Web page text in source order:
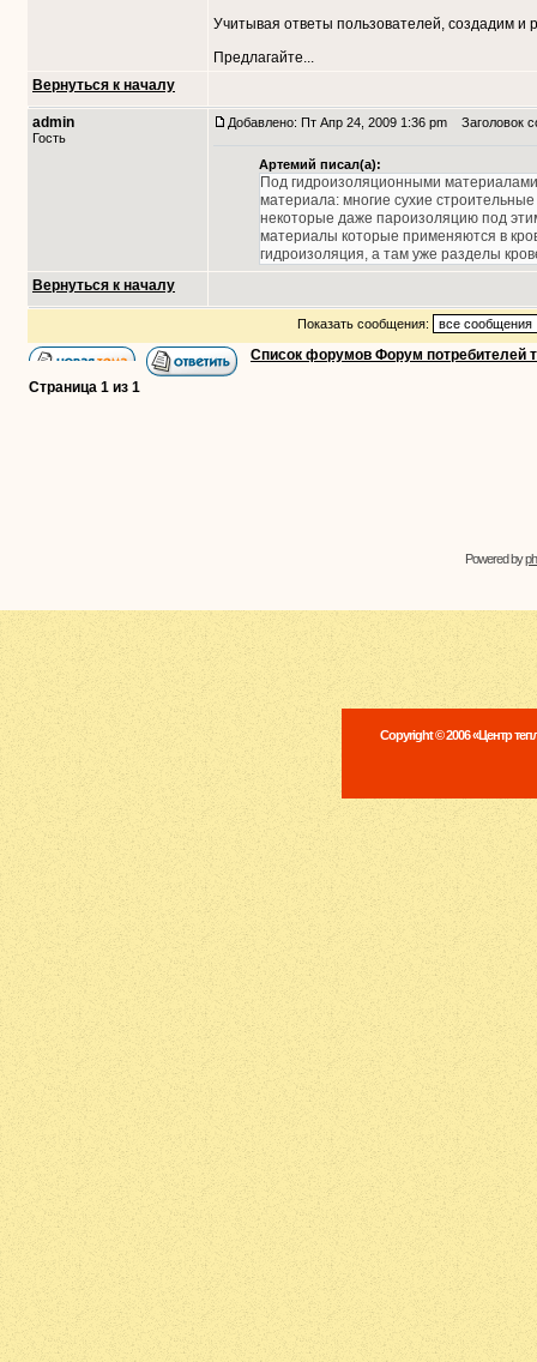
Учитывая ответы пользователей, создадим и
Предлагайте...
Вернуться к началу
admin
Гость
Добавлено: Пт Апр 24, 2009 1:36 pm Заголовок
Артемий писал(а):
Под гидроизоляционными
материала: многие сухие
некоторые даже пароизоляцию под
материалы которые применяются в
гидроизоляция, а там уже разделы
Вернуться к началу
Показать сообщения:
Список форумов Форум потребителей
Страница 1 из 1
Powered by
Copyright © 2006 «Центр